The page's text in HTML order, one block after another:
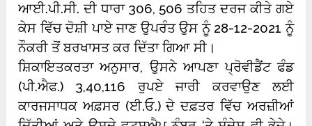
ਆਈ.ਪੀ.ਸੀ. ਦੀ ਧਾਰਾ 306, 506 ਤਹਿਤ ਦਰਜ ਕੀਤੇ ਗਏ
ਕੇਸ ਵਿੱਚ ਦੋਸ਼ੀ ਪਾਏ ਜਾਣ ਉਪਰੰਤ ਉਸ ਨੂੰ 28-12-2021 ਨੂੰ
ਨੌਕਰੀ ਤੋਂ ਬਰਖਾਸਤ ਕਰ ਦਿੱਤਾ ਗਿਆ ਸੀ।
ਸ਼ਿਕਾਇਤਕਰਤਾ ਅਨੁਸਾਰ, ਉਸਨੇ ਆਪਣਾ ਪ੍ਰੋਵੀਡੈਂਟ ਫੰਡ
(ਪੀ.ਐਫ.) 3,40,116 ਰੁਪਏ ਜਾਰੀ ਕਰਵਾਉਣ ਲਈ
ਕਾਰਜਸਾਧਕ ਅਫ਼ਸਰ (ਈ.ਓ.) ਦੇ ਦਫ਼ਤਰ ਵਿੱਚ ਅਰਜ਼ੀਆਂ